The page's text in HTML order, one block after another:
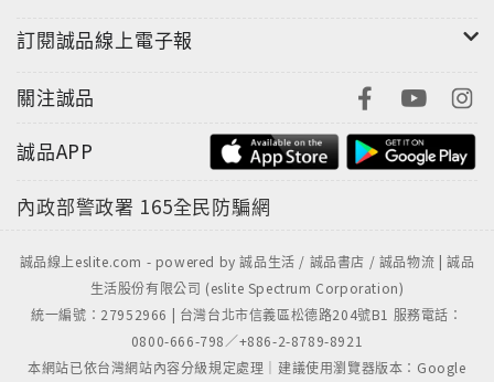
訂閱誠品線上電子報
關注誠品
誠品APP
內政部警政署 165全民防騙網
誠品線上eslite.com - powered by 誠品生活 / 誠品書店 / 誠品物流 | 誠品
生活股份有限公司 (eslite Spectrum Corporation)
統一編號：27952966 | 台灣台北市信義區松德路204號B1 服務電話：
0800-666-798／+886-2-8789-8921
本網站已依台灣網站內容分級規定處理｜建議使用瀏覽器版本：Google